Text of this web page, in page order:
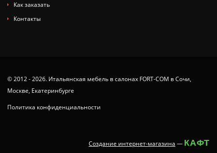
Как заказать
Контакты
© 2012 - 2026. Итальянская мебель в салонах FORT-COM в Сочи,
Москве, Екатеринбурге
Политика конфиденциальности
Создание интернет-магазина — КАФТ